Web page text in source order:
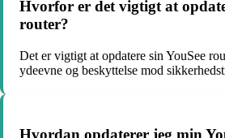
Hvorfor er det vigtigt at
router?
Det er vigtigt at opdatere sin YouSee
ydeevne og beskyttelse mod
Hvordan opdaterer jeg min